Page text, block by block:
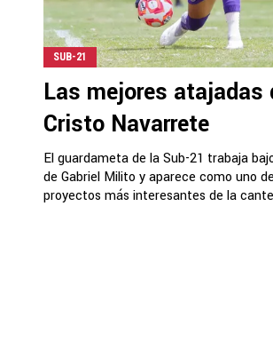
SUB-21
Las mejores atajadas
Cristo Navarrete
El guardameta de la Sub-21 trabaja
de Gabriel Milito y aparece como uno
proyectos más interesantes de la